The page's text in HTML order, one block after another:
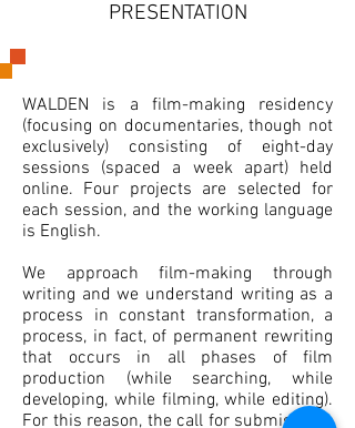
PRESENTATION
WALDEN is a film-making residency
(focusing on documentaries, though not
exclusively) consisting of eight-day
sessions (spaced a week apart) held
online. Four projects are selected for
each session, and the working language
is English.
We approach film-making through
writing and we understand writing as a
process in constant transformation, a
process, in fact, of permanent rewriting
that occurs in all phases of film
production (while searching, while
developing, while filming, while editing).
For this reason, the call for submissions